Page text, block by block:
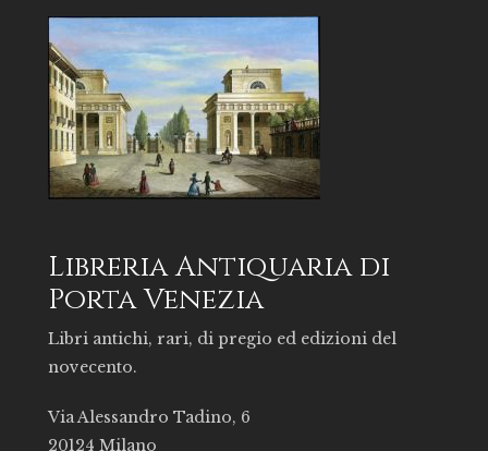
Libreria Antiquaria di
Porta Venezia
Libri antichi, rari, di pregio ed edizioni del
novecento.
Via Alessandro Tadino, 6
20124 Milano